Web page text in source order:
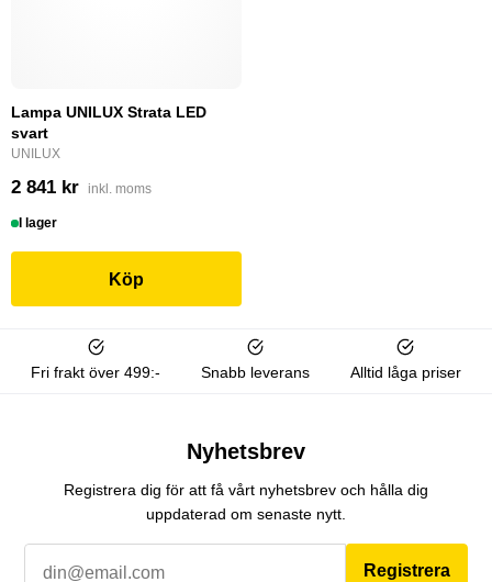
Lampa UNILUX Strata LED
svart
UNILUX
2 841 kr inkl. moms
I lager
Köp
Fri frakt över 499:- Snabb leverans Alltid låga priser
Nyhetsbrev
Registrera dig för att få vårt nyhetsbrev och hålla dig
uppdaterad om senaste nytt.
Registrera